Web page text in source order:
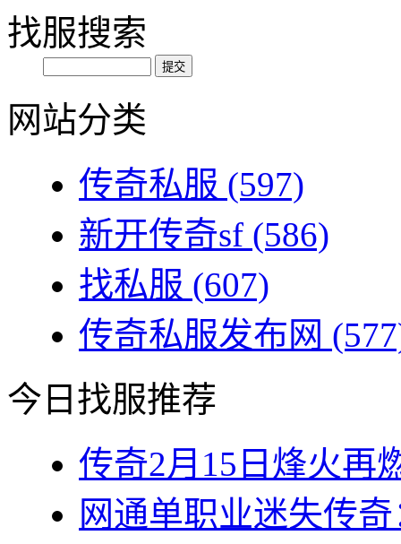
找服搜索
网站分类
传奇私服 (597)
新开传奇sf (586)
找私服 (607)
传奇私服发布网
今日找服推荐
传奇2月15日烽火再
网通单职业迷失传